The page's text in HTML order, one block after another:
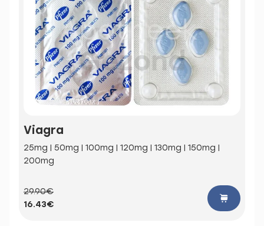
Viagra
25mg | 50mg | 100mg | 120mg | 130mg | 150mg |
200mg
29.90€
16.43€